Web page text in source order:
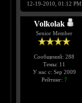
12-19-2010, 01:12 PM
Volkolak
Senior Member
Сообщений: 288
Темы: 11
У нас с: Sep 2009
Рейтинг: 7